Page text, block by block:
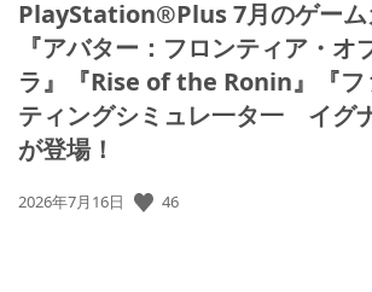
PlayStation®Plus 7月のゲーム
『アバター：フロンティア・オ
ラ』『Rise of the Ronin』『フ
ティングシミュレ一タ一 イグ
が登場！
公
2026年7月16日 46